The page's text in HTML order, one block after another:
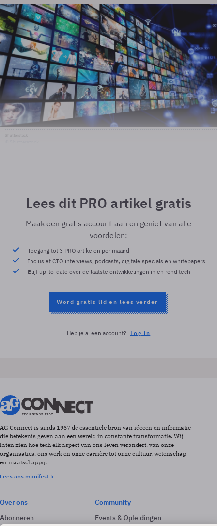
Lees dit PRO artikel gratis
Maak een gratis account aan en geniet van alle
voordelen:
Toegang tot 3 PRO artikelen per maand
Inclusief CTO interviews, podcasts, digitale specials en whitepapers
Blijf up-to-date over de laatste ontwikkelingen in en rond tech
Word gratis lid en lees verder
Heb je al een account? Log in
AG Connect is sinds 1967 de essentiële bron van ideeën en informatie
die betekenis geven aan een wereld in constante transformatie. Wij
laten zien hoe tech elk aspect van ons leven verandert, van onze
organisaties, ons werk en onze carrière tot onze cultuur, wetenschap
en maatschappij.
Lees ons manifest >
Over ons
Abonneren
Community
Events & Opleidingen